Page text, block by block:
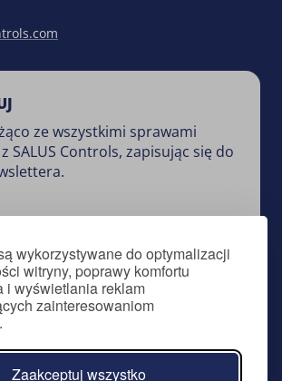
wykorzystywane do optymalizacji
witryny, poprawy komfortu
i wyświetlania reklam
zainteresowaniom
Zaakceptuj wszystko
ze wszystkimi sprawami
SALUS Controls, zapisując się do